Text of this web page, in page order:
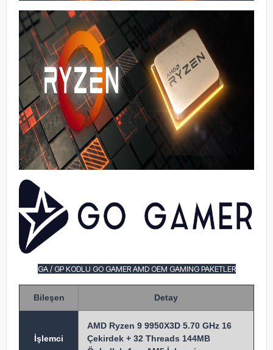
GA / GP KODLU GO GAMER AMD OEM GAMING PAKETLER
Bileşen Detay
İşlemci
AMD Ryzen 9 9950X3D 5.70 GHz 16
Çekirdek + 32 Threads 144MB